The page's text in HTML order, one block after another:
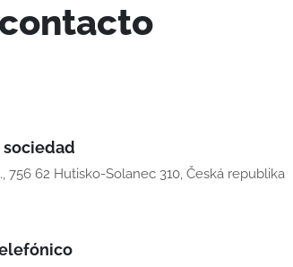
sociedad
756 62 Hutisko-Solanec 310, Česká republika